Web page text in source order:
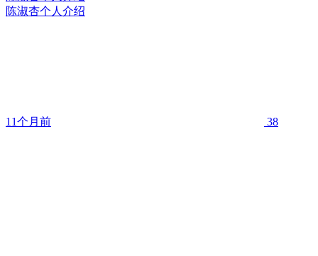
陈淑杏个人介绍
11个月前 38